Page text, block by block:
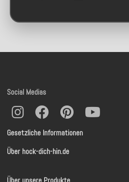
Gesetzliche Informationen
Über hock-dich-hin.de
Social Medias